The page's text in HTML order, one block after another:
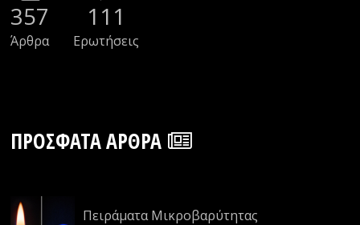
357
Άρθρα
111
Ερωτήσεις
ΠΡΌΣΦΑΤΑ ΆΡΘΡΑ
Πειράματα Μικροβαρύτητας